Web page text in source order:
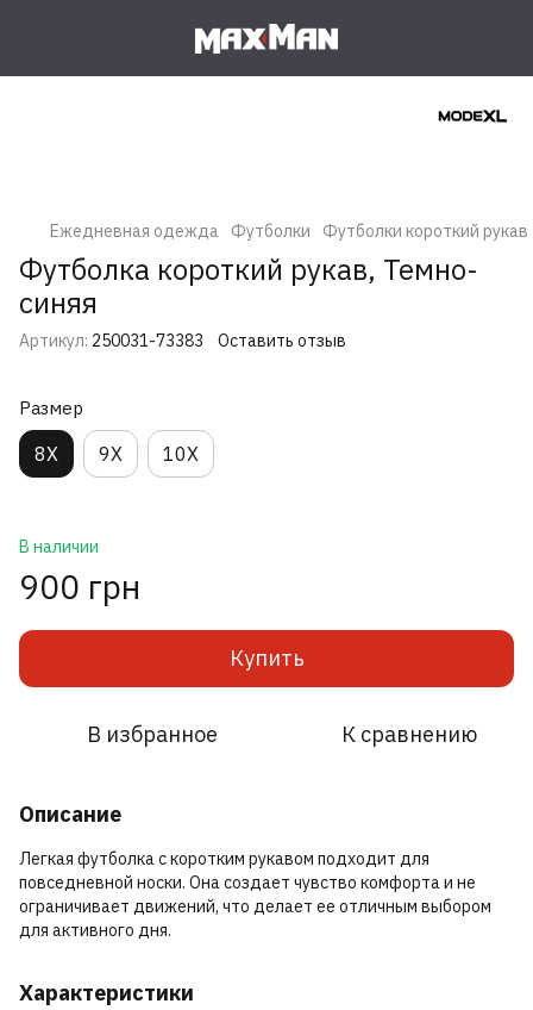
Ежедневная одежда Футболки Футболки короткий рукав
Футболка короткий рукав, Темно-
синяя
Артикул: 250031-73383 Оставить отзыв
Размер
8X 9X 10X
В наличии
900 грн
Купить
В избранное К сравнению
Описание
Легкая футболка с коротким рукавом подходит для
повседневной носки. Она создает чувство комфорта и не
ограничивает движений, что делает ее отличным выбором
для активного дня.
Характеристики